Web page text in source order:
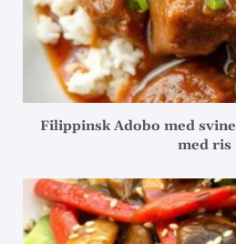
Filippinsk Adobo med
med ris